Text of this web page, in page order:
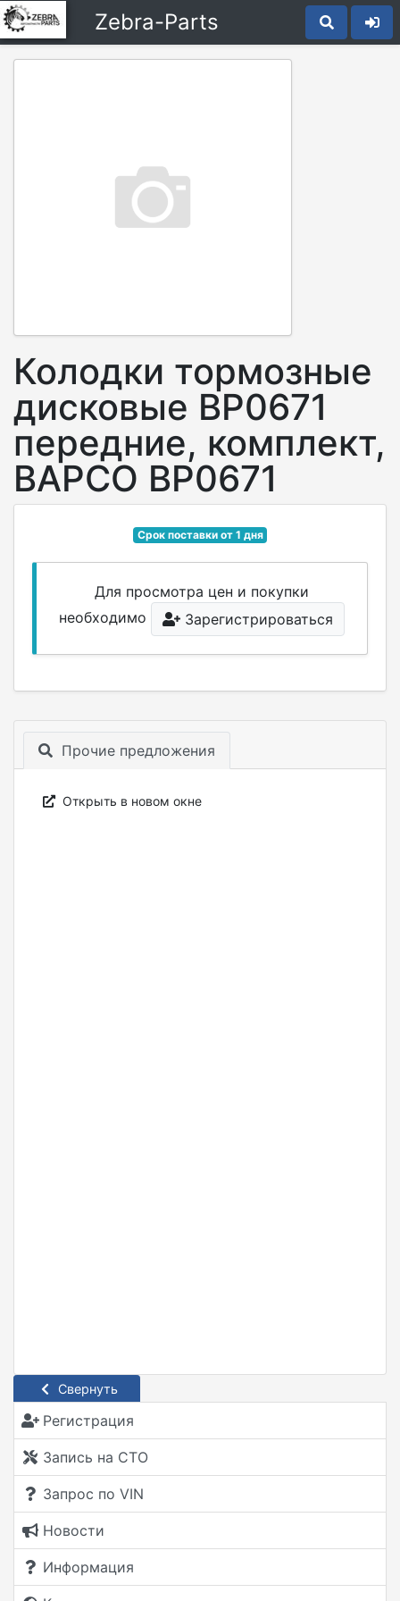
Zebra-Parts
Свернуть
Регистрация
Запись на СТО
Запрос по VIN
Новости
Информация
Колодки тормозные
дисковые BP0671
передние, комплект,
BAPCO BP0671
Срок поставки от 1 дня
Для просмотра цен и покупки
необходимо
Зарегистрироваться
Прочие предложения
Открыть в новом окне